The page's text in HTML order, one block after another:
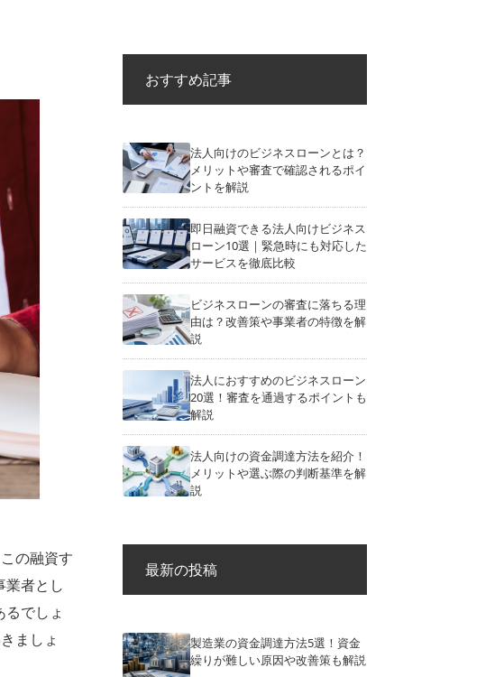
の融資す
業者とし
でしょ
ましょ
おすすめ記事
法人向けのビジネスローンとは？
メリットや審査で確認されるポイ
ントを解説
即日融資できる法人向けビジネス
ローン10選｜緊急時にも対応した
サービスを徹底比較
ビジネスローンの審査に落ちる理
由は？改善策や事業者の特徴を解
説
法人におすすめのビジネスローン
20選！審査を通過するポイントも
解説
法人向けの資金調達方法を紹介！
メリットや選ぶ際の判断基準を解
説
最新の投稿
製造業の資金調達方法5選！資金
繰りが難しい原因や改善策も解説